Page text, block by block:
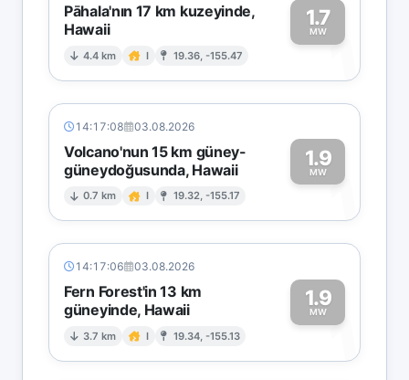
Pāhala'nın 17 km kuzeyinde,
Hawaii
4.4 km I 19.36, -155.47
1.7
MW1
14:17:08 03.08.2026
Volcano'nun 15 km güney-
güneydoğusunda, Hawaii
0.7 km I 19.32, -155.17
1.9
MW1
14:17:06 03.08.2026
Fern Forest'in 13 km
güneyinde, Hawaii
3.7 km I 19.34, -155.13
1.9
MW1